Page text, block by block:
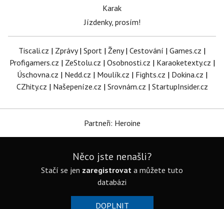
Karak
Jízdenky, prosím!
Tiscali.cz | Zprávy| Sport | Ženy| Cestování | Games.cz |
Profigamers.cz | ZeStolu.cz | Osobnosti.cz | Karaoketexty.cz |
Úschovna.cz | Nedd.cz | Moulík.cz | Fights.cz | Dokina.cz |
CZhity.cz | Našepeníze.cz | Srovnám.cz | StartupInsider.cz
Partneři: Heroine
Něco jste nenašli?
Stačí se jen zaregistrovat a můžete tuto
databázi
DOPLNIT